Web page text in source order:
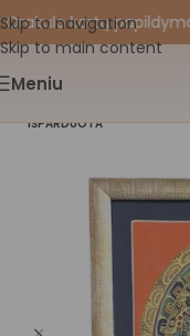
Skip to navigation
Skip to main content
kortų papildymas
Meniu
IŠPARDUOTA